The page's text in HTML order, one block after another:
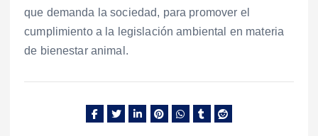
que demanda la sociedad, para promover el
cumplimiento a la legislación ambiental en materia
de bienestar animal.